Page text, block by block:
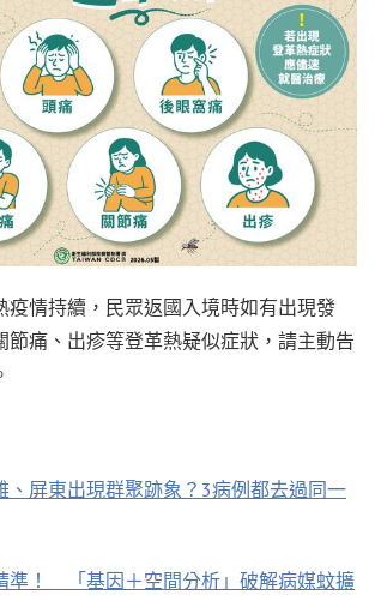
疫情持續，民眾返國入境時如有出現發
節痛、出疹等登革熱疑似症狀，請主動告
、屏東出現群聚跡象？3病例都去過同一
準！ 「基因＋空間分析」破解病媒蚊擴